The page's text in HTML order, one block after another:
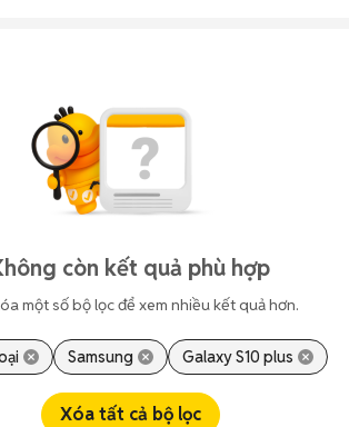
còn kết quả phù hợp
một số bộ lọc để xem nhiều kết quả hơn.
Samsung Galaxy S10 plus
Xóa tất cả bộ lọc